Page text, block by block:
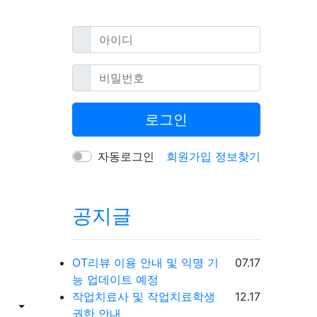
게시물 정렬
아이디필수
비밀번호필수
로그인
자동로그인 회원가입 정보찾기
공지글
등록일
07.17
OT리뷰 이용 안내 및 익명 기
능 업데이트 예정
등록일
12.17
작업치료사 및 작업치료학생
권한 안내